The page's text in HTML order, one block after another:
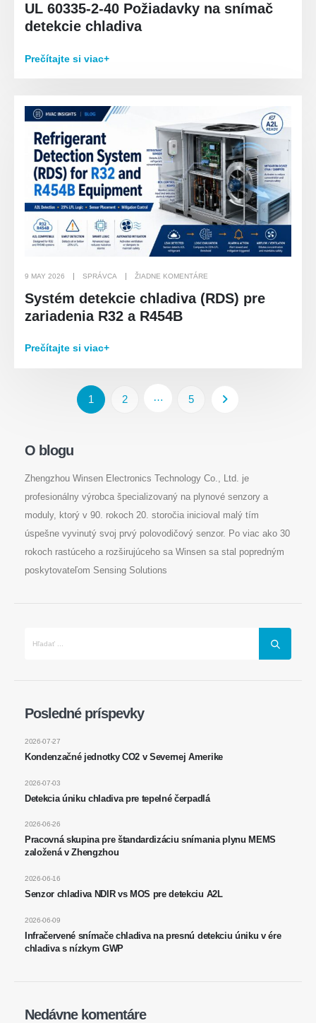
UL 60335-2-40 Požiadavky na snímač
detekcie chladiva
Prečítajte si viac+
9 MAY 2026 SPRÁVCA ŽIADNE KOMENTÁRE
Systém detekcie chladiva (RDS) pre
zariadenia R32 a R454B
Prečítajte si viac+
1 2 … 5
O blogu
Zhengzhou Winsen Electronics Technology Co., Ltd. je
profesionálny výrobca špecializovaný na plynové senzory a
moduly, ktorý v 90. rokoch 20. storočia inicioval malý tím
úspešne vyvinutý svoj prvý polovodičový senzor. Po viac ako 30
rokoch rastúceho a rozširujúceho sa Winsen sa stal popredným
poskytovateľom Sensing Solutions
Posledné príspevky
Kondenzačné jednotky CO2 v Severnej Amerike
2026-07-27
Detekcia úniku chladiva pre tepelné čerpadlá
2026-07-03
Pracovná skupina pre štandardizáciu snímania plynu MEMS
založená v Zhengzhou
2026-06-26
Senzor chladiva NDIR vs MOS pre detekciu A2L
2026-06-16
Infračervené snímače chladiva na presnú detekciu úniku v ére
chladiva s nízkym GWP
2026-06-09
Nedávne komentáre
Osloviť: Č. 299 Jinsuo Road, National High-Tech Zone, Zhengzhou
Doska:0086-371-67169097
8618595618735
Wechat Whatsapp
Horúce výrobky